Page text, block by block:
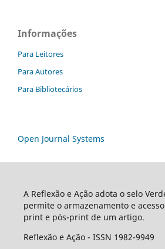
Informações
Para Leitores
Para Autores
Para Bibliotecários
Open Journal Systems
A Reflexão e Ação adota o selo
permite o armazenamento e
print e pós-print de um artigo.
Reflexão e Ação - ISSN 1982-9949